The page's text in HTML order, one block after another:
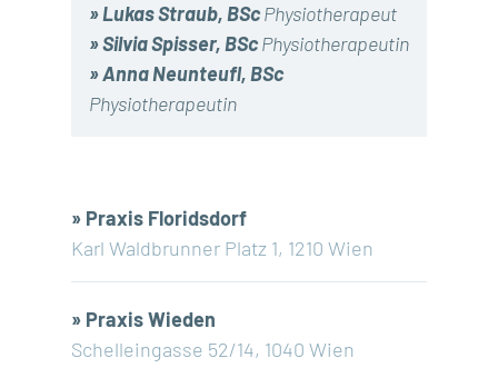
»Lukas Straub, BScPhysiotherapeut
»Silvia Spisser, BScPhysiotherapeutin
»Anna Neunteufl, BSc
Physiotherapeutin
» Praxis Floridsdorf
Karl Waldbrunner Platz 1, 1210 Wien
» Praxis Wieden
Schelleingasse 52/14, 1040 Wien